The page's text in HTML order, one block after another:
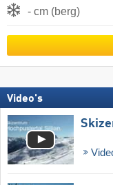
- cm (berg)
Video's